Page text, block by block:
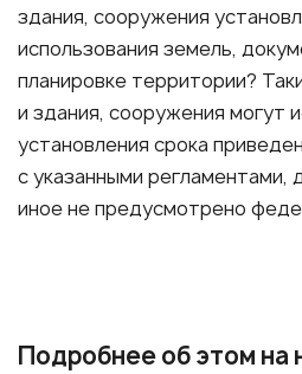
здания, сооружения
использования земель,
планировке территории?
и здания, сооружения могут
установления срока
с указанными регламентами,
иное не предусмотрено
Подробнее об этом на